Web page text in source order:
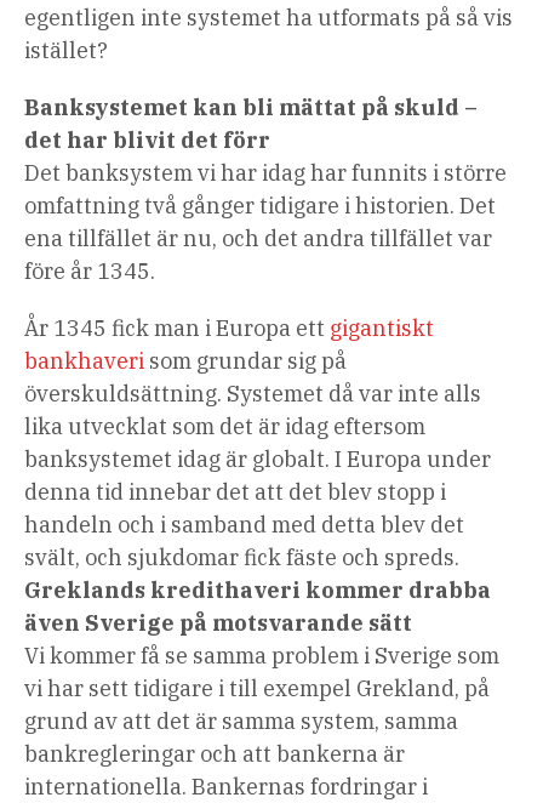
egentligen inte systemet ha utformats på så vis
istället?
Banksystemet kan bli mättat på skuld –
det har blivit det förr
Det banksystem vi har idag har funnits i större
omfattning två gånger tidigare i historien. Det
ena tillfället är nu, och det andra tillfället var
före år 1345.
År 1345 fick man i Europa ett gigantiskt
bankhaveri som grundar sig på
överskuldsättning. Systemet då var inte alls
lika utvecklat som det är idag eftersom
banksystemet idag är globalt. I Europa under
denna tid innebar det att det blev stopp i
handeln och i samband med detta blev det
svält, och sjukdomar fick fäste och spreds.
Greklands kredithaveri kommer drabba
även Sverige på motsvarande sätt
Vi kommer få se samma problem i Sverige som
vi har sett tidigare i till exempel Grekland, på
grund av att det är samma system, samma
bankregleringar och att bankerna är
internationella. Bankernas fordringar i